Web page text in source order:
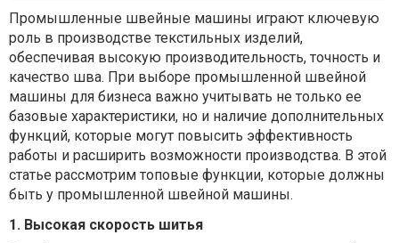
Промышленные швейные машины играют ключевую
роль в производстве текстильных изделий,
обеспечивая высокую производительность, точность и
качество шва. При выборе промышленной швейной
машины для бизнеса важно учитывать не только ее
базовые характеристики, но и наличие дополнительных
функций, которые могут повысить эффективность
работы и расширить возможности производства. В этой
статье рассмотрим топовые функции, которые должны
быть у промышленной швейной машины.
1. Высокая скорость шитья